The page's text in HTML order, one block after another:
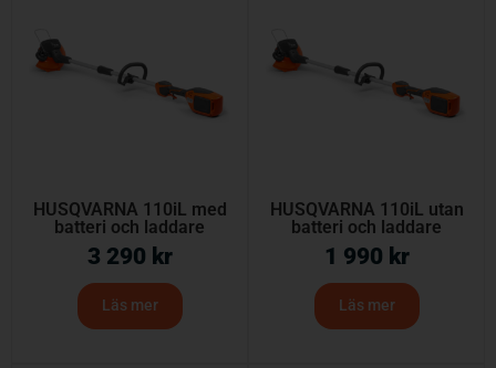
HUSQVARNA 110iL med
batteri och laddare
3 290 kr
Läs mer
HUSQVARNA 110iL utan
batteri och laddare
1 990 kr
Läs mer